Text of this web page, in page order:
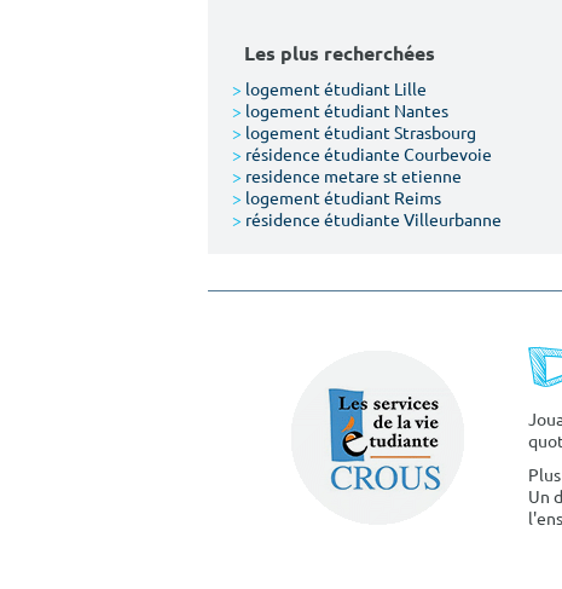
Les plus recherchées
> logement étudiant Lille
> logement étudiant Nantes
> logement étudiant Strasbourg
> résidence étudiante Courbevoie
> residence metare st etienne
> logement étudiant Reims
> résidence étudiante Villeurbanne
Un